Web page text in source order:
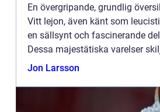
En övergripande, grundlig
Vitt lejon, även känt som
en sällsynt och fascinerande
Dessa majestätiska varelser
vanliga bruna lejon genom sin
Jon Larsson